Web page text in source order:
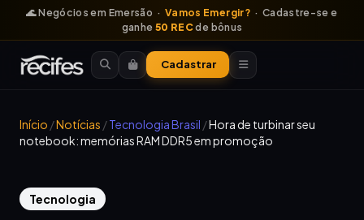
🌊 Negócios em Emersão · Vamos Emergir? · Cadastre-se e
ganhe50 RECde bônus
Cadastrar
Início /Notícias /Tecnologia Brasil /Hora de turbinar seu
notebook: memórias RAM DDR5 em promoção
Tecnologia